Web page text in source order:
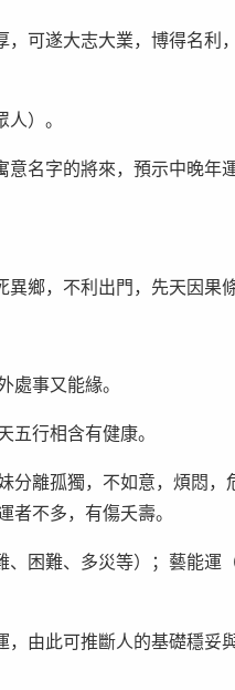
可遂大志大業，博得名利
）。
名字的將來，預示中晚年
鄉，不利出門，先天因果條
事又能緣。
行相含有健康。
分離孤獨，不如意，煩悶
不多，有傷夭壽。
、困難、多災等）；藝能運
由此可推斷人的基礎穩妥與